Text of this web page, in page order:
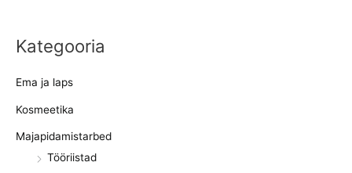
Kategooria
Ema ja laps
Kosmeetika
Majapidamistarbed
Tööriistad